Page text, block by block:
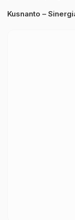
Kusnanto –